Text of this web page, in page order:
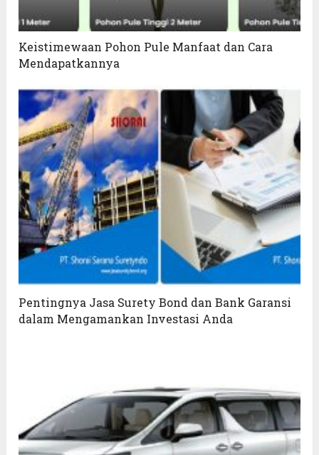
Keistimewaan Pohon Pule Manfaat dan Cara
Mendapatkannya
Pentingnya Jasa Surety Bond dan Bank Garansi
dalam Mengamankan Investasi Anda